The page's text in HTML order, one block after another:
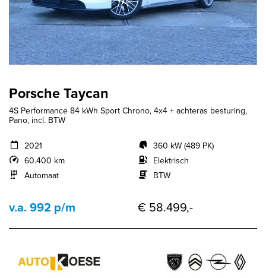
Porsche Taycan
4S Performance 84 kWh Sport Chrono, 4x4 + achteras besturing,
Pano, incl. BTW
2021
60.400 km
Automaat
360 kW (489 PK)
Elektrisch
BTW
v.a. 992 p/m € 58.499,-